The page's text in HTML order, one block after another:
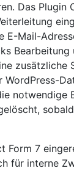
Das Plugin
E-Mail-
Bearbeitung
zusätzliche
WordPress-
notwendige
Form 7
für interne